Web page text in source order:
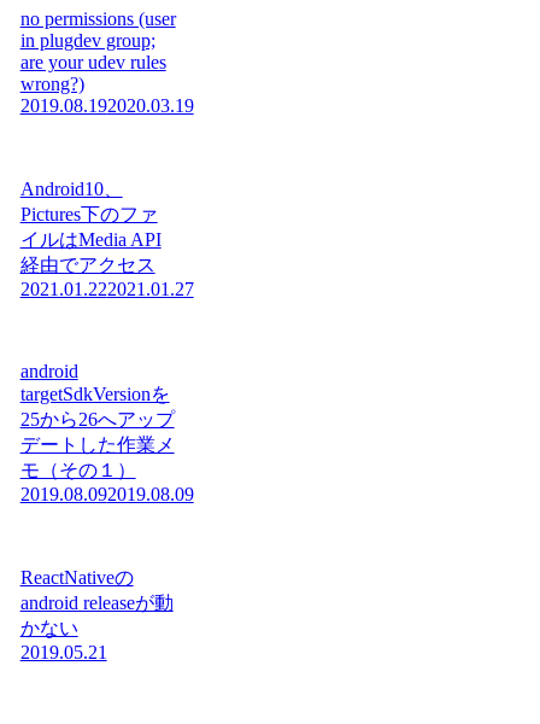
no permissions (user
in plugdev group;
are your udev rules
wrong?)
2019.08.192020.03.19
Android10、
Pictures下のファ
イルはMedia API
経由でアクセス
2021.01.222021.01.27
android
targetSdkVersionを
25から26へアップ
デートした作業メ
モ（その１）
2019.08.092019.08.09
ReactNativeの
android releaseが動
かない
2019.05.21